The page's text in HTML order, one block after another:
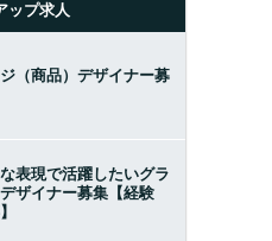
ップ求人
（商品）デザイナー募
表現で活躍したいグラ
ザイナー募集【経験